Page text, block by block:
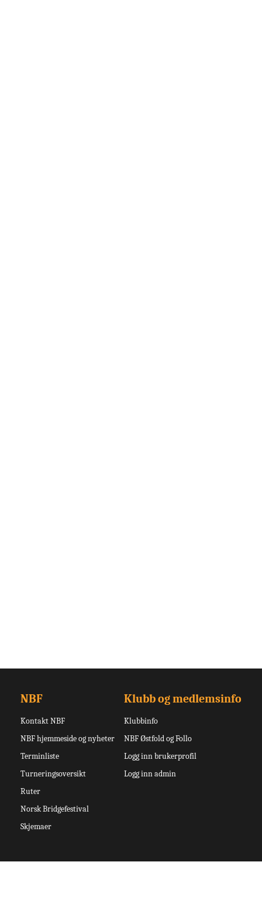
NBF
Kontakt NBF
NBF hjemmeside og nyheter
Terminliste
Turneringsoversikt
Ruter
Norsk Bridgefestival
Skjemaer
Klubb og medlemsinfo
Klubbinfo
NBF Østfold og Follo
Logg inn brukerprofil
Logg inn admin